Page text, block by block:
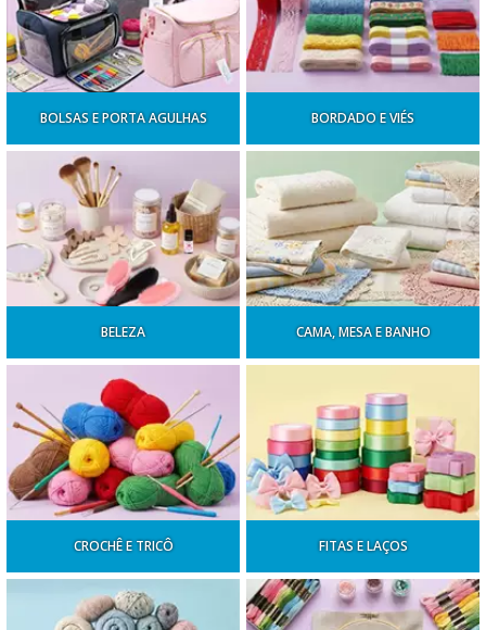
BOLSAS E PORTA AGULHAS BORDADO E VIÉS
BELEZA CAMA, MESA E BANHO
CROCHÊ E TRICÔ FITAS E LAÇOS